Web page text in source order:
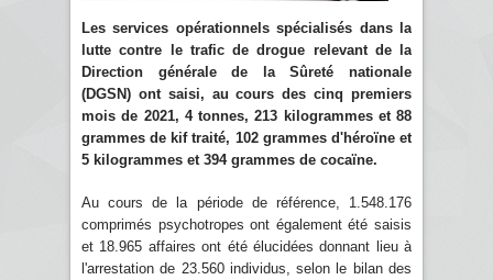
Les services opérationnels spécialisés dans la
lutte contre le trafic de drogue relevant de la
Direction générale de la Sûreté nationale
(DGSN) ont saisi, au cours des cinq premiers
mois de 2021, 4 tonnes, 213 kilogrammes et 88
grammes de kif traité, 102 grammes d'héroïne et
5 kilogrammes et 394 grammes de cocaïne.
Au cours de la période de référence, 1.548.176
comprimés psychotropes ont également été saisis
et 18.965 affaires ont été élucidées donnant lieu à
l'arrestation de 23.560 individus, selon le bilan des